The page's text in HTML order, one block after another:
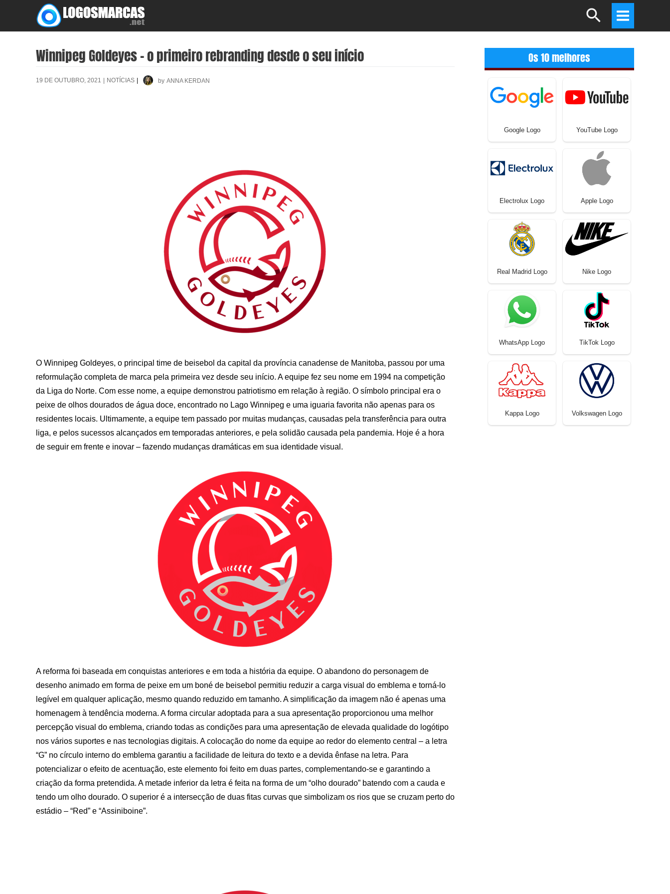
content
Search
Main
Menu
Winnipeg Goldeyes – o primeiro rebranding desde o seu início
19 DE OUTUBRO, 2021 | NOTÍCIAS | by ANNA KERDAN
O Winnipeg Goldeyes, o principal time de beisebol da capital da província canadense de Manitoba, passou por uma
reformulação completa de marca pela primeira vez desde seu início. A equipe fez seu nome em 1994 na competição
da Liga do Norte. Com esse nome, a equipe demonstrou patriotismo em relação à região. O símbolo principal era o
peixe de olhos dourados de água doce, encontrado no Lago Winnipeg e uma iguaria favorita não apenas para os
residentes locais. Ultimamente, a equipe tem passado por muitas mudanças, causadas pela transferência para outra
liga, e pelos sucessos alcançados em temporadas anteriores, e pela solidão causada pela pandemia. Hoje é a hora
de seguir em frente e inovar – fazendo mudanças dramáticas em sua identidade visual.
A reforma foi baseada em conquistas anteriores e em toda a história da equipe. O abandono do personagem de
desenho animado em forma de peixe em um boné de beisebol permitiu reduzir a carga visual do emblema e torná-lo
legível em qualquer aplicação, mesmo quando reduzido em tamanho. A simplificação da imagem não é apenas uma
homenagem à tendência moderna. A forma circular adoptada para a sua apresentação proporcionou uma melhor
percepção visual do emblema, criando todas as condições para uma apresentação de elevada qualidade do logótipo
nos vários suportes e nas tecnologias digitais. A colocação do nome da equipe ao redor do elemento central – a letra
“G” no círculo interno do emblema garantiu a facilidade de leitura do texto e a devida ênfase na letra. Para
potencializar o efeito de acentuação, este elemento foi feito em duas partes, complementando-se e garantindo a
criação da forma pretendida. A metade inferior da letra é feita na forma de um “olho dourado” batendo com a cauda e
tendo um olho dourado. O superior é a intersecção de duas fitas curvas que simbolizam os rios que se cruzam perto do
estádio – “Red” e “Assiniboine”.
Os 10 melhores
Google Logo YouTube Logo
Electrolux Logo Apple Logo
Real Madrid Logo Nike Logo
WhatsApp Logo TikTok Logo
Kappa Logo Volkswagen Logo